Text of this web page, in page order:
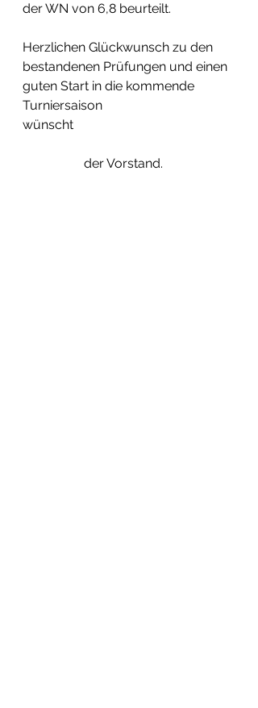
der WN von 6,8 beurteilt.
Herzlichen Glückwunsch zu den
bestandenen Prüfungen und einen
guten Start in die kommende
Turniersaison
wünscht
                   der Vorstand.